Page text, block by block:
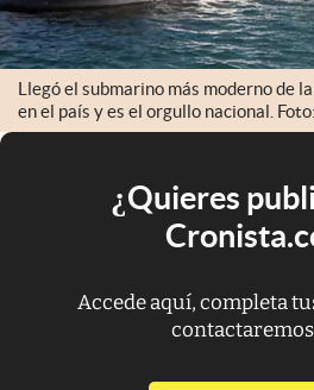
Llegó el submarino más moderno de
en el país y es el orgullo nacional.
¿Quieres
Accede aquí, completa